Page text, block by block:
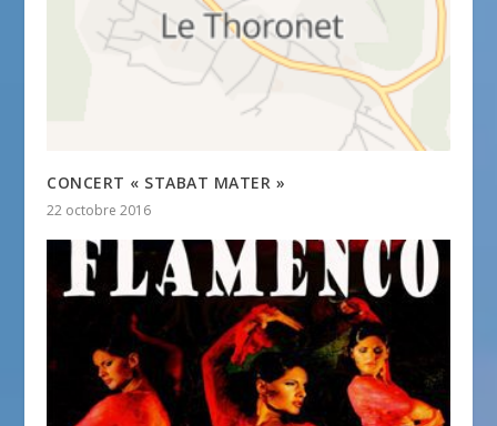
CONCERT « STABAT MATER »
22 octobre 2016